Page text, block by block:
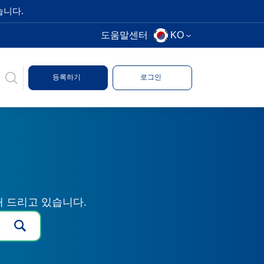
니다.
도움말센터 KO
등록하기 로그인
드리고 있습니다.